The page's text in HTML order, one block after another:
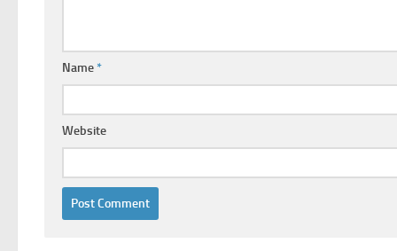
Name*
Website